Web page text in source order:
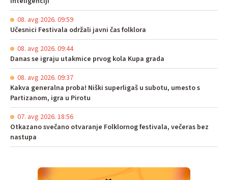
08. avg 2026. 09:59
Učesnici Festivala održali javni čas folklora
08. avg 2026. 09:44
Danas se igraju utakmice prvog kola Kupa grada
08. avg 2026. 09:37
Kakva generalna proba! Niški superligaš u subotu, umesto s
Partizanom, igra u Pirotu
07. avg 2026. 18:56
Otkazano svečano otvaranje Folklornog festivala, večeras bez
nastupa